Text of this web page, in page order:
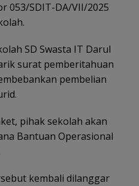
053/SDIT-DA/VII/2025
SD Swasta IT Darul
surat pemberitahuan
pembelian
pihak sekolah akan
Bantuan Operasional
kembali dilanggar